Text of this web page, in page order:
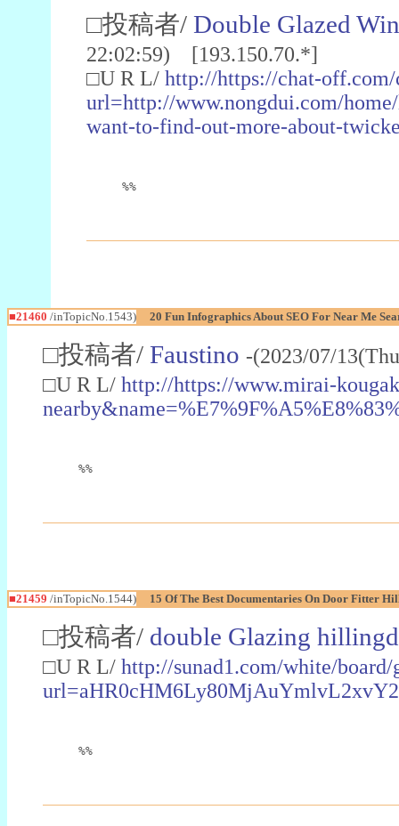
□投稿者/ Double Glazed
22:02:59) [193.150.70.*]
□U R L/ http://https://chat-
url=http://www.nongdui.com/
want-to-find-out-more-about-
%%
■21460 /inTopicNo.1543) 20 Fun Infographics About SEO For Near Me
□投稿者/ Faustino -(2023/07/
□U R L/ http://https://www.mirai-
%%
■21459 /inTopicNo.1544) 15 Of The Best Documentaries On Door Fitter
□投稿者/ double Glazing
□U R L/ http://sunad1.com/white/board/
%%